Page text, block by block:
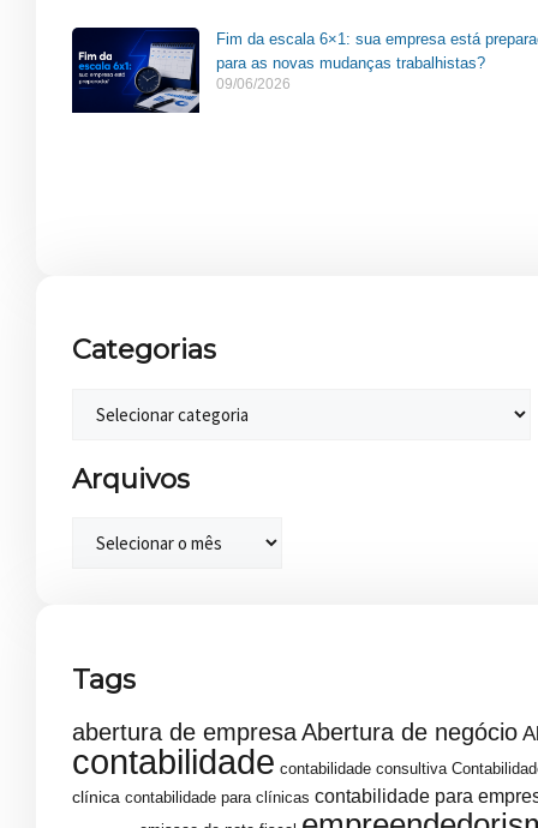
Fim da escala 6×1: sua empresa está
para as novas mudanças trabalhistas?
09/06/2026
Categorias
Arquivos
Tags
abertura de empresaAbertura de negócio
contabilidade contabilidade consultiva
clínica contabilidade para clínicas contabilidade para